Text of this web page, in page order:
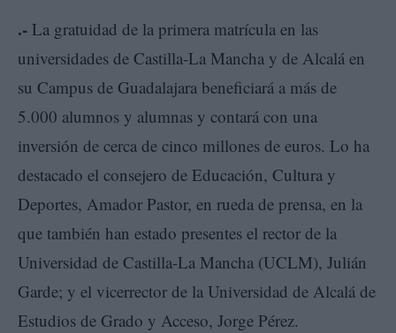
.- La gratuidad de la primera matrícula en las
universidades de Castilla-La Mancha y de Alcalá en
su Campus de Guadalajara beneficiará a más de
5.000 alumnos y alumnas y contará con una
inversión de cerca de cinco millones de euros. Lo ha
destacado el consejero de Educación, Cultura y
Deportes, Amador Pastor, en rueda de prensa, en la
que también han estado presentes el rector de la
Universidad de Castilla-La Mancha (UCLM), Julián
Garde; y el vicerrector de la Universidad de Alcalá de
Estudios de Grado y Acceso, Jorge Pérez.